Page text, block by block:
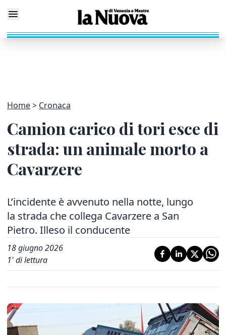
Home Cronaca
Camion carico di tori esce di
strada: un animale morto a
Cavarzere
L’incidente è avvenuto nella notte, lungo
la strada che collega Cavarzere a San
Pietro. Illeso il conducente
18 giugno 2026
1' di lettura